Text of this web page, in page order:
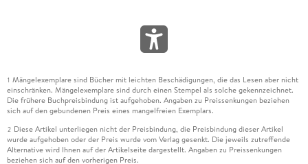
1 Mängelexemplare sind Bücher mit leichten Beschädigungen, die das Lesen aber nicht
einschränken. Mängelexemplare sind durch einen Stempel als solche gekennzeichnet.
Die frühere Buchpreisbindung ist aufgehoben. Angaben zu Preissenkungen beziehen
sich auf den gebundenen Preis eines mangelfreien Exemplars.
2 Diese Artikel unterliegen nicht der Preisbindung, die Preisbindung dieser Artikel
wurde aufgehoben oder der Preis wurde vom Verlag gesenkt. Die jeweils zutreffende
Alternative wird Ihnen auf der Artikelseite dargestellt. Angaben zu Preissenkungen
beziehen sich auf den vorherigen Preis.